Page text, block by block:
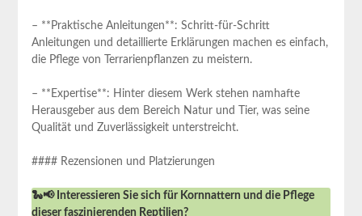
– **Praktische Anleitungen**: Schritt-für-Schritt⁣
Anleitungen und detaillierte Erklärungen‍ machen es ​einfach,
die Pflege ⁤von Terrarienpflanzen zu meistern.
– **Expertise**: Hinter diesem Werk‌ stehen namhafte
Herausgeber⁣ aus dem Bereich ‌Natur und Tier, was seine
Qualität und ⁣Zuverlässigkeit unterstreicht.
#### Rezensionen und Platzierungen
🐍📢 Interessieren Sie sich für Kornnattern und die Pflege
dieser faszinierenden Reptilien?